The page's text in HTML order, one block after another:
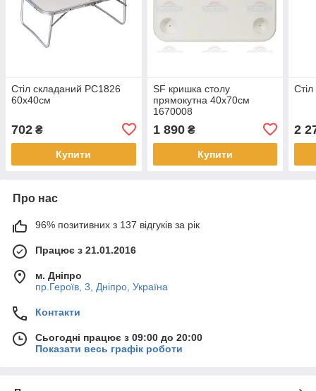
Стіл складаний PC1826
60х40см
702 ₴
Купити
SF кришка столу
прямокутна 40х70см
1670008
1 890₴
Купити
2
Про нас
96% позитивних з 137 відгуків за рік
Працює з 21.01.2016
м. Дніпро
пр.Героїв, 3, Дніпро, Україна
Контакти
Сьогодні працює з 09:00 до 20:00
Показати весь графік роботи